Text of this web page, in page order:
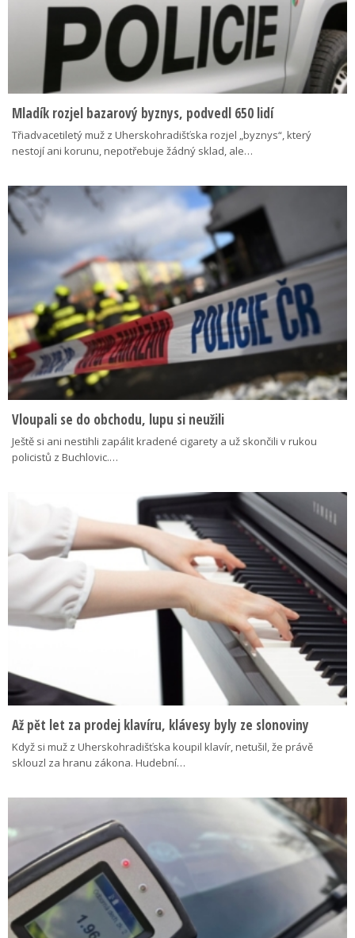
Mladík rozjel bazarový byznys, podvedl 650 lidí
Třiadvacetiletý muž z Uherskohradišťska rozjel „byznys“, který
nestojí ani korunu, nepotřebuje žádný sklad, ale…
Vloupali se do obchodu, lupu si neužili
Ještě si ani nestihli zapálit kradené cigarety a už skončili v rukou
policistů z Buchlovic.…
Až pět let za prodej klavíru, klávesy byly ze slonoviny
Když si muž z Uherskohradišťska koupil klavír, netušil, že právě
sklouzl za hranu zákona. Hudební…